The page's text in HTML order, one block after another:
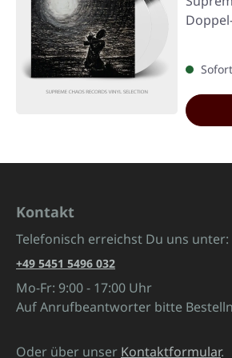
Kontakt
Telefonisch erreichst Du uns unter:
+49 5451 5496 032
Mo-Fr: 9:00 - 17:00 Uhr
Auf Anrufbeantworter bitte
Oder über unser Kontaktformular.